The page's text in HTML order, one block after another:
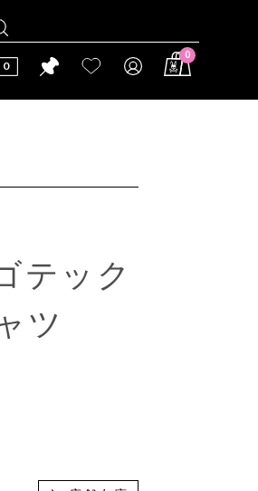
0
0
テック
ツ